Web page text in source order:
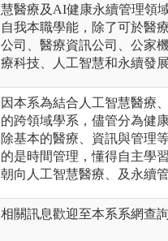
慧醫療及AI健康永續管理領
自我本職學能，除了可於醫
公司、醫療資訊公司、公家
療科技、人工智慧和永續發
因本系為結合人工智慧醫療
的跨領域學系，儘管分為健
除基本的醫療、資訊與管理
的是時間管理，懂得自主學
朝向人工智慧醫療、及永續
相關訊息歡迎至本系系網查